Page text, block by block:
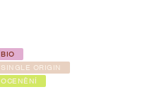
BIO
SINGLE ORIGIN
OCENĚNÍ